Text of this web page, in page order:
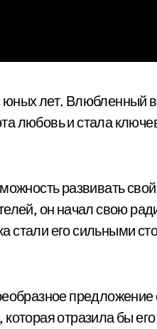
лет. Влюбленный
любовь и стала
развивать
он начал свою
стали его сильными
предложение
отразила бы